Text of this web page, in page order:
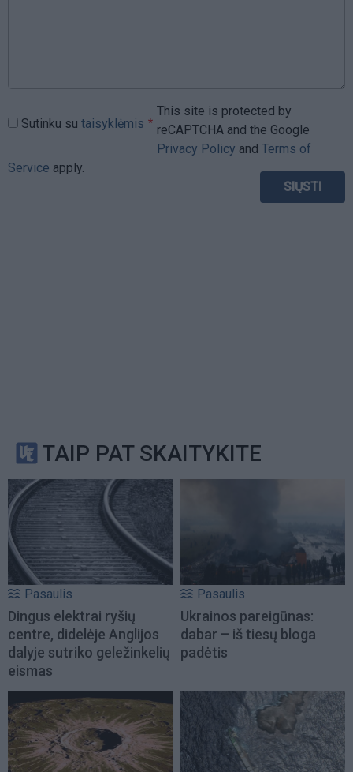
Sutinku su taisyklėmis
This site is protected by
reCAPTCHA and the Google
Privacy Policy and Terms of
Service apply.
TAIP PAT SKAITYKITE
Pasaulis
Dingus elektrai ryšių
centre, didelėje Anglijos
dalyje sutriko geležinkelių
eismas
Pasaulis
Ukrainos pareigūnas:
dabar – iš tiesų bloga
padėtis